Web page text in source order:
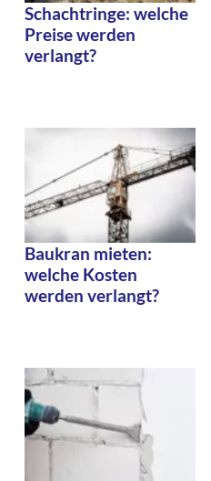
Schachtringe: welche
Preise werden
verlangt?
Baukran mieten:
welche Kosten
werden verlangt?